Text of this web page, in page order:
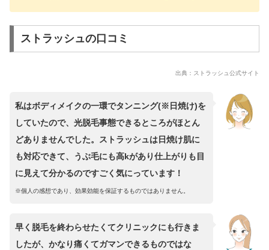
ストラッシュの口コミ
出典：ストラッシュ公式サイト
私はボディメイクの一環でタンニング(※日焼け)を
していたので、光脱毛事態できるところがほとん
どありませんでした。ストラッシュは日焼け肌に
も対応できて、うぶ毛にも高kがあり仕上がりも目
に見えて分かるのですごく気にっています！
※個人の感想であり、効果効能を保証するものではありません。
早く脱毛を終わらせたくてクリニックにも行きま
したが、かなり痛くてガマンできるものではな